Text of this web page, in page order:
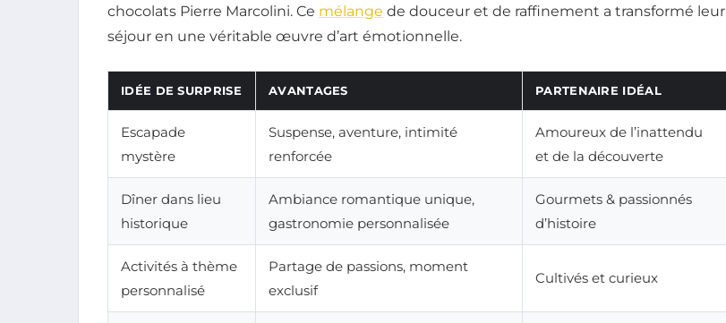
chocolats Pierre Marcolini. Ce mélange de douceur et de raffinement a transformé leur
séjour en une véritable œuvre d’art émotionnelle.
IDÉE DE SURPRISE AVANTAGES PARTENAIRE IDÉAL
Escapade
mystère
Suspense, aventure, intimité
renforcée
Amoureux de l’inattendu
et de la découverte
Dîner dans lieu
historique
Ambiance romantique unique,
gastronomie personnalisée
Gourmets & passionnés
d’histoire
Activités à thème
personnalisé
Partage de passions, moment
exclusif
Cultivés et curieux